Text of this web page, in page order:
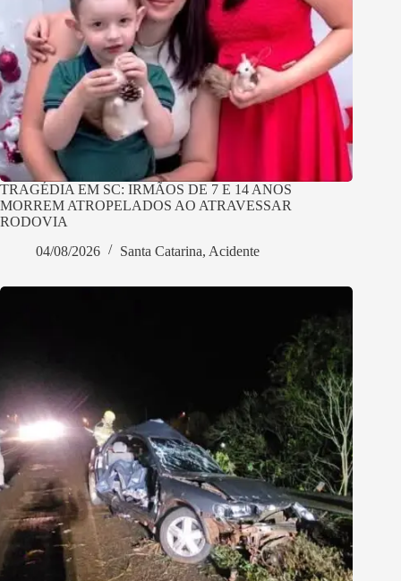
TRAGÉDIA EM SC: IRMÃOS DE 7 E 14 ANOS
MORREM ATROPELADOS AO ATRAVESSAR
RODOVIA
04/08/2026
Santa Catarina, Acidente